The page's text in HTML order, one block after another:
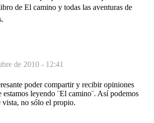
de El camino y todas las aventuras de
de 2010 - 12:41
poder compartir y recibir opiniones
leyendo ¨El camino¨. Así podemos
vista, no sólo el propio.